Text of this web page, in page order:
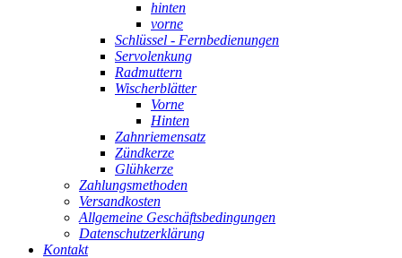
hinten
vorne
Schlüssel - Fernbedienungen
Servolenkung
Radmuttern
Wischerblätter
Vorne
Hinten
Zahnriemensatz
Zündkerze
Glühkerze
Zahlungsmethoden
Versandkosten
Allgemeine Geschäftsbedingungen
Datenschutzerklärung
Kontakt